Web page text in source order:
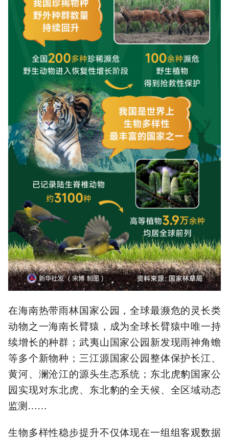
在海南热带雨林国家公园，全球最濒危的灵长类
动物之一海南长臂猿，成为全球长臂猿中唯一持
续增长的种群；武夷山国家公园新发现雨神角蟾
等多个新物种；三江源国家公园整体保护长江、
黄河、澜沧江的源头生态系统；东北虎豹国家公
园实现对东北虎、东北豹的全天候、全区域动态
监测……
生物多样性稳步提升不仅体现在一组组客观数据